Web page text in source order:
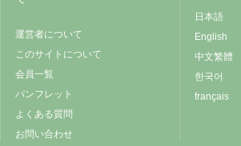
運営者について
このサイトについて
会員一覧
パンフレット
よくある質問
お問い合わせ
日本語
English
中文繁體
한국어
français